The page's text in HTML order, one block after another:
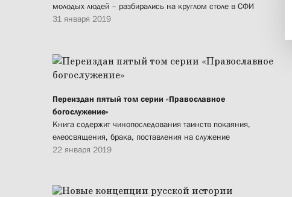
молодых людей – разбирались на круглом столе в СФИ
31 января 2019
Переиздан пятый том серии «Православное
богослужение»
Книга содержит чинопоследования таинств покаяния,
елеосвящения, брака, поставления на служение
22 января 2019